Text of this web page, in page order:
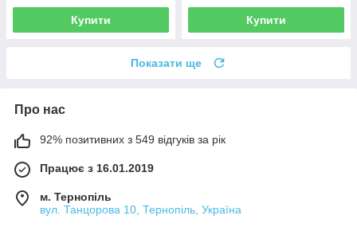
Купити Купити
Показати ще
Про нас
92% позитивних з 549 відгуків за рік
Працює з 16.01.2019
м. Тернопіль
вул. Танцорова 10, Тернопіль, Україна